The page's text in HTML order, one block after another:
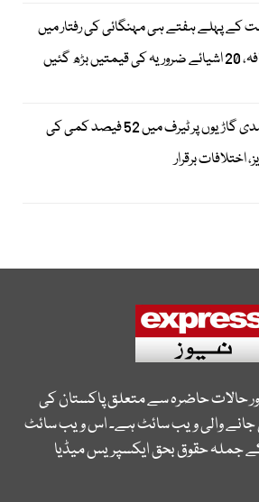
کے پہلے ہفتے ہی مہنگائی کی رفتار میں
بڑھ گئیں
درآمدی گاڑیوں پر ٹیرف میں 52 فیصد کمی کی
اختلافات برقرار
حالات حاضرہ سے متعلق پاکستان کی
والی ویب سائٹ ہے۔ اس ویب سائٹ
کے جملہ حقوق بحق ایکسپریس میڈیا